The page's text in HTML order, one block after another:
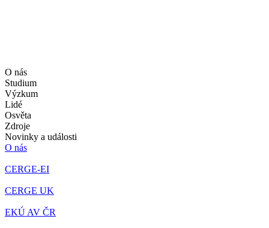
O nás
Studium
Výzkum
Lidé
Osvěta
Zdroje
Novinky a události
O nás
CERGE-EI
CERGE UK
EKÚ AV ČR